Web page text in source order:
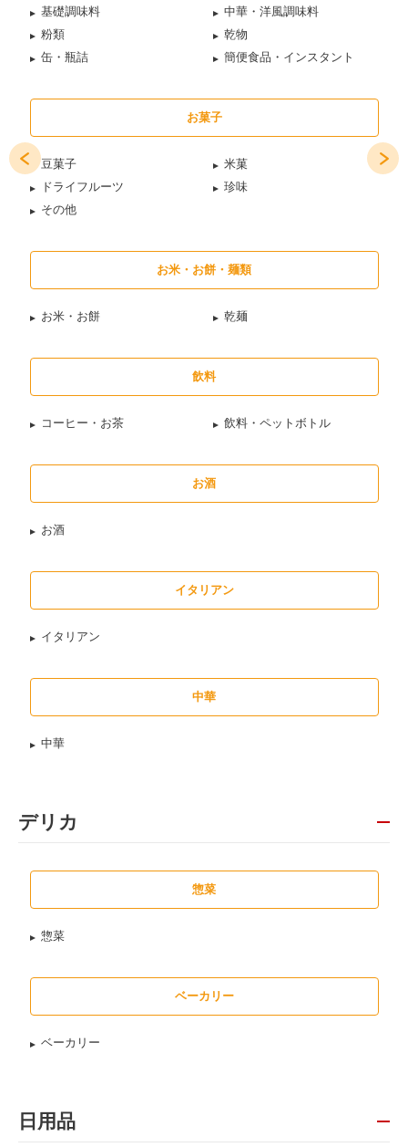
基礎調味料
中華・洋風調味料
粉類
乾物
缶・瓶詰
簡便食品・インスタント
お菓子
豆菓子
米菓
ドライフルーツ
珍味
その他
お米・お餅・麺類
お米・お餅 乾麺
飲料
コーヒー・お茶 飲料・ペットボトル
お酒
お酒
イタリアン
イタリアン
中華
中華
デリカ
惣菜
惣菜
ベーカリー
ベーカリー
日用品